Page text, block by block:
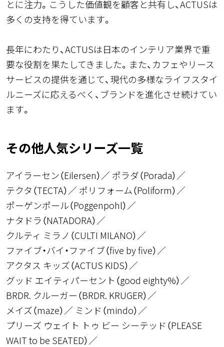
とに注力。こうした価値観を顧客と共有し、ACTUSは
多くの支持を得ています。
長年にわたり、ACTUSは日本のインテリア業界で重
要な役割を果たしてきました。また、カフェやリース
サービスの提供を通じて、現代の多様なライフスタイ
ルニーズに応えるべく、ブランドを進化させ続けてい
ます。
その他人気シリーズ一覧
アイラーセン（Eilersen）
ポラダ（Porada）
テクタ（TECTA）
ポリフォーム（Poliform）
ポーゲンポール（Poggenpohl）
ナタドラ（NATADORA）
クルティ ミラノ（CULTI MILANO）
ファイブ・バイ・ファイブ（five by five）
アクタス キッズ（ACTUS KIDS）
グッド エイティパーセント（good eighty%）
BRDR. クルーガー（BRDR. KRUGER）
メイズ（maze）
ミンド（mindo）
プリーズ ウェイト トゥ ビー シーテッド（PLEASE
WAIT to be SEATED）